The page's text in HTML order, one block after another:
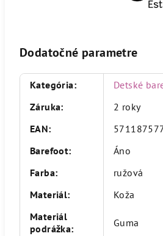
Dodatočné parametre
Kategória:
Detské
Záruka:
2 roky
EAN:
Barefoot:
Áno
Farba:
ružová
Materiál:
Koža
Materiál
podrážka: Guma